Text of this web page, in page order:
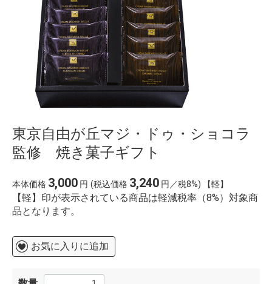
%E5%91%A8%E5%8D%8E%E5%81%A5
%E4%BD%9C%E8%AF%8D
%E6%AD%8C%E6%9B%B2
桃
%E3%81%8B%E3%81%A4%E3%81%BE%E3%82%93
haikyuu 3.%C3%A9vad 9r%C3%A9sz
%E6%A5%BD%E5%BF%83
%E8%B0%B7%E4%B8%8A
ardbeg y2k %E8%92%B8%E7%95%99%E6%89%80
東京自由が丘マジ・ドゥ・ショコラ
監修 焼き菓子ギフト
本体価格 3,000 円 (税込価格 3,240 円／税8%) 【軽】
【軽】印が表示されている商品は軽減税率（8%）対象商
品となります。
お気に入りに追加